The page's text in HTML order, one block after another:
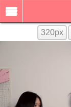
320px